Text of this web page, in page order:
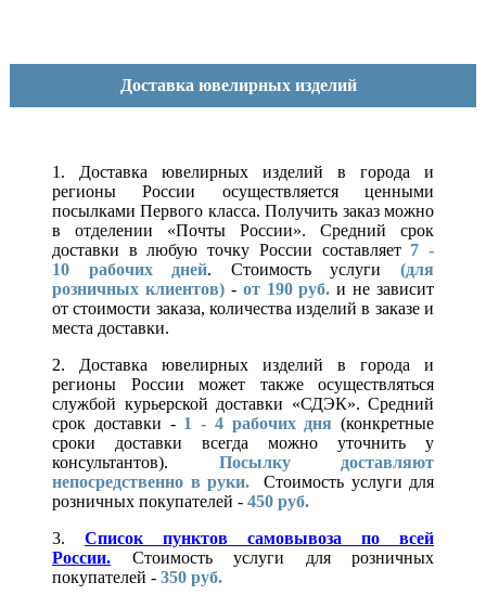
Доставка ювелирных изделий
1. Доставка ювелирных изделий в города и
регионы России осуществляется ценными
посылками Первого класса. Получить заказ можно
в отделении «Почты России». Средний срок
доставки в любую точку России составляет 7 -
10 рабочих дней. Стоимость услуги(для
розничных клиентов)- от 190 руб. и не зависит
от стоимости заказа, количества изделий в заказе и
места доставки.
2. Доставка ювелирных изделий в города и
регионы России может также осуществляться
службой курьерской доставки «СДЭК». Средний
срок доставки - 1 - 4 рабочих дня (конкретные
сроки доставки всегда можно уточнить у
консультантов). Посылку доставляют
непосредственно в руки.
Стоимость услуги для
розничных покупателей - 450 руб.
3. Список пунктов самовывоза по всей
России.
Стоимость услуги для розничных
покупателей - 350 руб.